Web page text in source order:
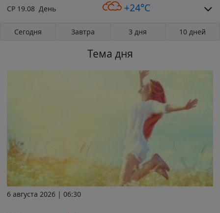
СР 19.08 День +24°C
Сегодня Завтра 3 дня 10 дней
Тема дня
6 августа 2026 | 06:30